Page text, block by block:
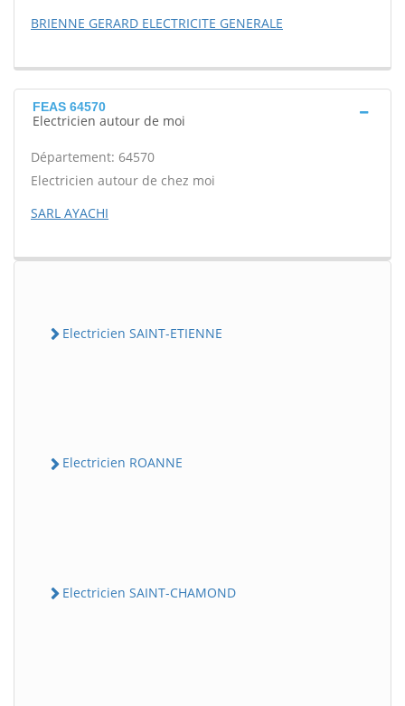
BRIENNE GERARD ELECTRICITE GENERALE
FEAS 64570
Electricien autour de moi
Département: 64570
Electricien autour de chez moi
SARL AYACHI
Electricien SAINT-ETIENNE
Electricien ROANNE
Electricien SAINT-CHAMOND